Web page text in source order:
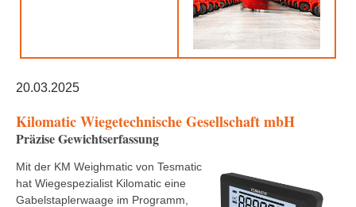
20.03.2025
Kilomatic Wiegetechnische Gesellschaft mbH
Präzise Gewichtserfassung
Mit der KM Weighmatic von Tesmatic
hat Wiegespezialist Kilomatic eine
Gabelstaplerwaage im Programm,